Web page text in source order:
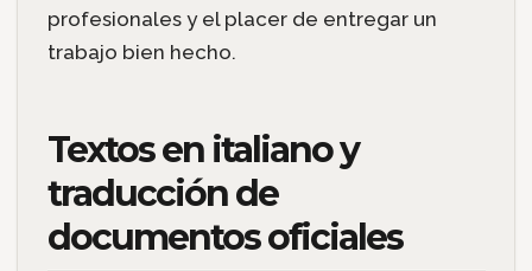
profesionales y el placer de entregar un
trabajo bien hecho.
Textos en italiano y
traducción de
documentos oficiales